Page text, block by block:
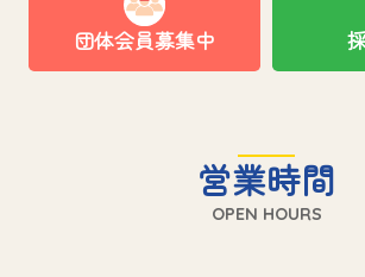
団体会員募集中
営業時間
OPEN HOURS